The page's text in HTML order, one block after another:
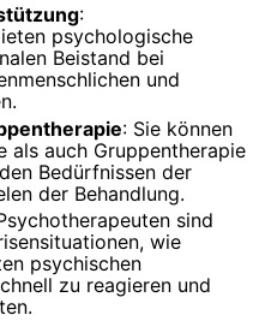
:
psychologische
Beistand bei
und
: Sie können
als auch Gruppentherapie
Bedürfnissen der
der Behandlung.
sind
wie
psychischen
zu reagieren und